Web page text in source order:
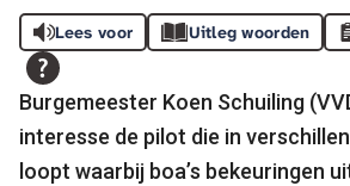
Lees voor Uitleg woorden
Burgemeester Koen Schuiling
interesse de pilot die in
loopt waarbij boa’s bekeuringen